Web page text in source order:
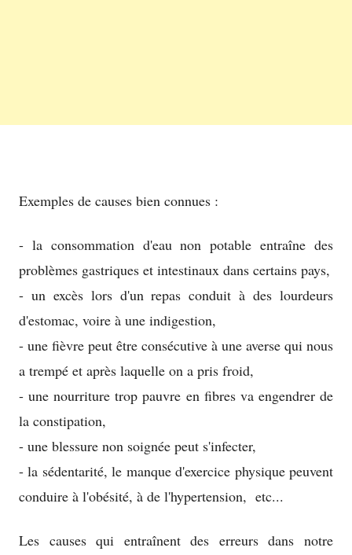
Exemples de causes bien connues :
- la consommation d'eau non potable entraîne des
problèmes gastriques et intestinaux dans certains pays,
- un excès lors d'un repas conduit à des lourdeurs
d'estomac, voire à une indigestion,
- une fièvre peut être consécutive à une averse qui nous
a trempé et après laquelle on a pris froid,
- une nourriture trop pauvre en fibres va engendrer de
la constipation,
- une blessure non soignée peut s'infecter,
- la sédentarité, le manque d'exercice physique peuvent
conduire à l'obésité, à de l'hypertension, etc...
Les causes qui entraînent des erreurs dans notre